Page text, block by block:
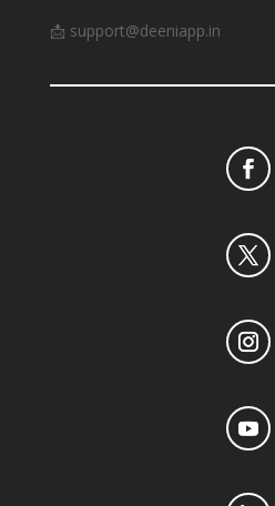
📩 support@deeniapp.in